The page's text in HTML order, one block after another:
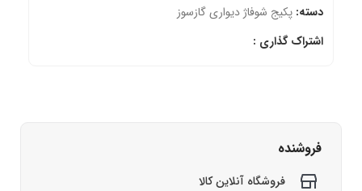
دسته: پکیج شوفاژ دیواری گازسوز
اشتراک گذاری :
فروشنده
فروشگاه آنلاین کالا